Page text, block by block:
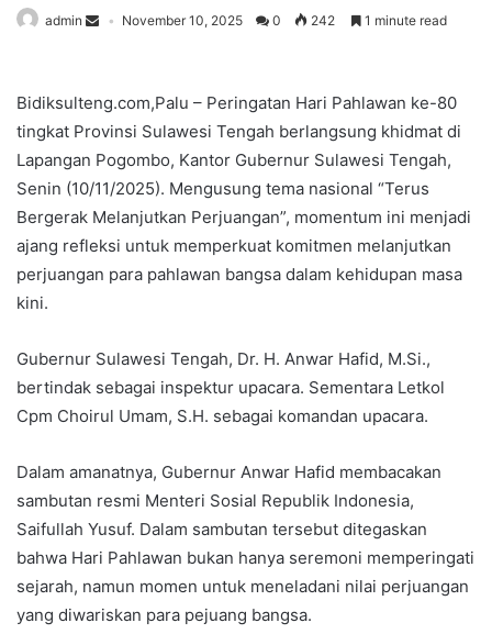
admin November 10, 2025 0 242 1 minute read
Bidiksulteng.com,Palu – Peringatan Hari Pahlawan ke-80
tingkat Provinsi Sulawesi Tengah berlangsung khidmat di
Lapangan Pogombo, Kantor Gubernur Sulawesi Tengah,
Senin (10/11/2025). Mengusung tema nasional “Terus
Bergerak Melanjutkan Perjuangan”, momentum ini menjadi
ajang refleksi untuk memperkuat komitmen melanjutkan
perjuangan para pahlawan bangsa dalam kehidupan masa
kini.
Gubernur Sulawesi Tengah, Dr. H. Anwar Hafid, M.Si.,
bertindak sebagai inspektur upacara. Sementara Letkol
Cpm Choirul Umam, S.H. sebagai komandan upacara.
Dalam amanatnya, Gubernur Anwar Hafid membacakan
sambutan resmi Menteri Sosial Republik Indonesia,
Saifullah Yusuf. Dalam sambutan tersebut ditegaskan
bahwa Hari Pahlawan bukan hanya seremoni memperingati
sejarah, namun momen untuk meneladani nilai perjuangan
yang diwariskan para pejuang bangsa.